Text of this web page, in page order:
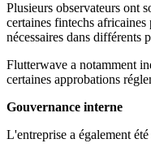
Plusieurs observateurs ont
certaines fintechs
nécessaires dans différents
Flutterwave a notamment
certaines approbations
Gouvernance interne
L'entreprise a également